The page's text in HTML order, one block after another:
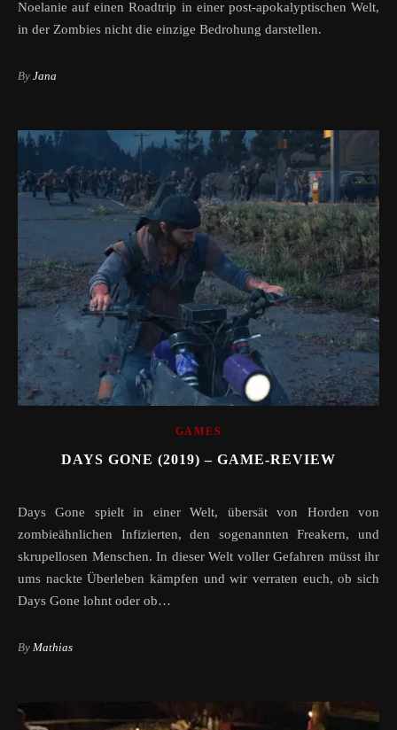
Noelanie auf einen Roadtrip in einer post-apokalyptischen Welt,
in der Zombies nicht die einzige Bedrohung darstellen.
By Jana
GAMES
DAYS GONE (2019) – GAME-REVIEW
Days Gone spielt in einer Welt, übersät von Horden von
zombieähnlichen Infizierten, den sogenannten Freakern, und
skrupellosen Menschen. In dieser Welt voller Gefahren müsst ihr
ums nackte Überleben kämpfen und wir verraten euch, ob sich
Days Gone lohnt oder ob…
By Mathias